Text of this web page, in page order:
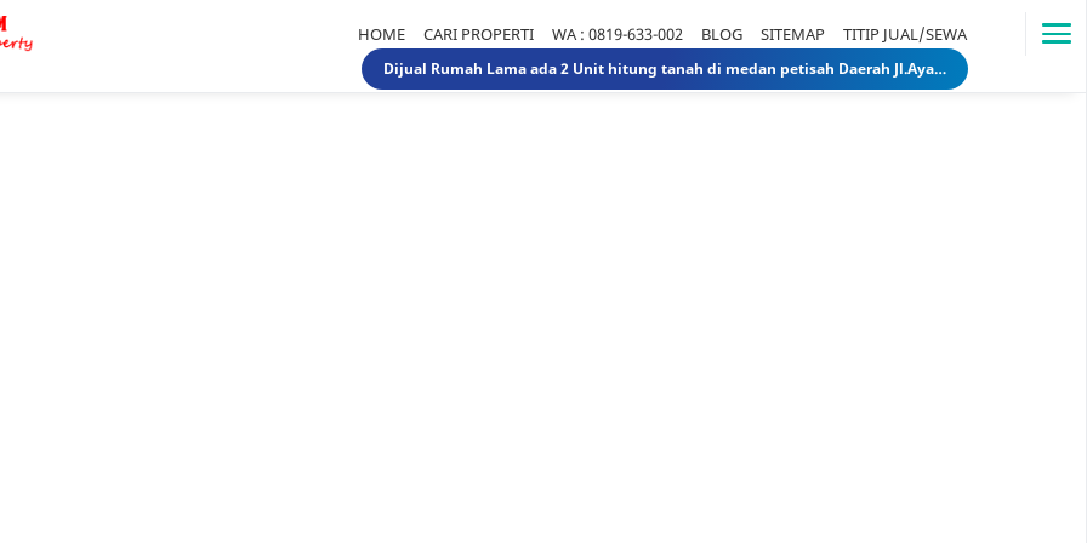
HOME CARI PROPERTI WA : 0819-633-002 BLOG SITEMAP TITIP JUAL/SEWA
Dijual Rumah Lama ada 2 Unit hitung tanah di medan petisah Daerah Jl.Ayahanda masuk jl.batutulis 1.3 Miliar 1.5 Miliar rumahlamatanahdiayahanda